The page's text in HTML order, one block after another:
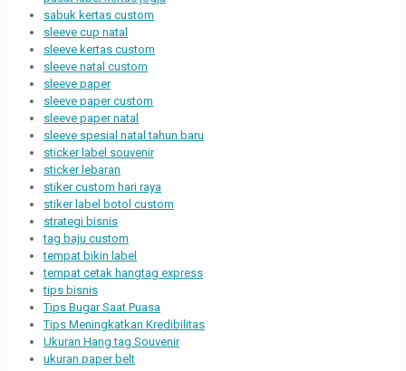
sabuk kertas custom
sleeve cup natal
sleeve kertas custom
sleeve natal custom
sleeve paper
sleeve paper custom
sleeve paper natal
sleeve spesial natal tahun baru
sticker label souvenir
sticker lebaran
stiker custom hari raya
stiker label botol custom
strategi bisnis
tag baju custom
tempat bikin label
tempat cetak hangtag express
tips bisnis
Tips Bugar Saat Puasa
Tips Meningkatkan Kredibilitas
Ukuran Hang tag Souvenir
ukuran paper belt